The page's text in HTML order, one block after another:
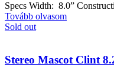
Specs Width: 8.0”
Tovább olvasom
Sold out
Stereo Mascot Clint